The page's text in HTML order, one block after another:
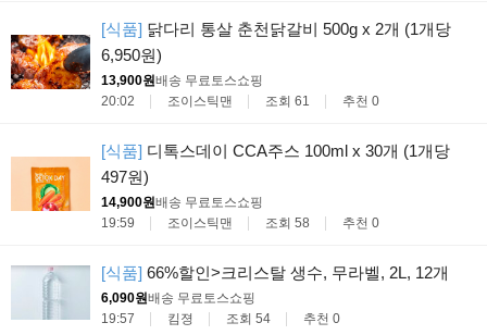
[식품] 닭다리 통살 춘천닭갈비 500g x 2개 (1개당
6,950원)
13,900원배송 무료 토스쇼핑
20:02
조이스틱맨 조회 61 추천 0
[식품] 디톡스데이 CCA주스 100ml x 30개 (1개당
497원)
14,900원배송 무료 토스쇼핑
19:59
조이스틱맨 조회 58 추천 0
[식품] 66%할인>크리스탈 생수, 무라벨, 2L, 12개
6,090원배송 무료 토스쇼핑
19:57
킴졍 조회 54 추천 0